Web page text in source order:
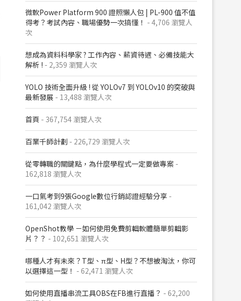
微軟Power Platform 900​ 證照懶人包​ | PL-900 值不值
得考？考試內容、職場優勢一次搞懂​！ - 4,706 瀏覽人
次
想成為資料科學家 ? 工作內容、薪資待遇、必備技能大
解析 ! - 2,359 瀏覽人次
YOLO 技術全面升級 ! 從 YOLOv7 到 YOLOv10 的突破與
最新發展 - 13,488 瀏覽人次
首頁 - 367,754 瀏覽人次
百業千師計劃 - 226,729 瀏覽人次
從零轉職的關鍵點，為什麼學程式一定要做專案 -
162,818 瀏覽人次
一口氣考到9張Google數位行銷認證經驗分享 -
161,042 瀏覽人次
OpenShot教學 －如何使用免費剪輯軟體簡單剪輯影
片？？ - 102,651 瀏覽人次
哪種人才有未來？T型、π型、H型？不想被淘汰，你可
以選擇這一型！ - 62,471 瀏覽人次
如何使用直播串流工具OBS在FB進行直播？ - 62,200